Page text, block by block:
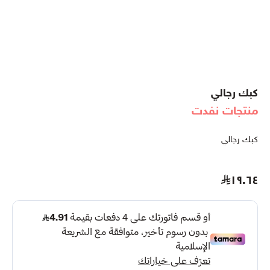
كبك رجالي
منتجات نفدت
كبك رجالي
١٩.٦٤